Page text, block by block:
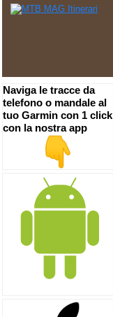
Naviga le tracce da
telefono o mandale al
tuo Garmin con 1 click
con la nostra app